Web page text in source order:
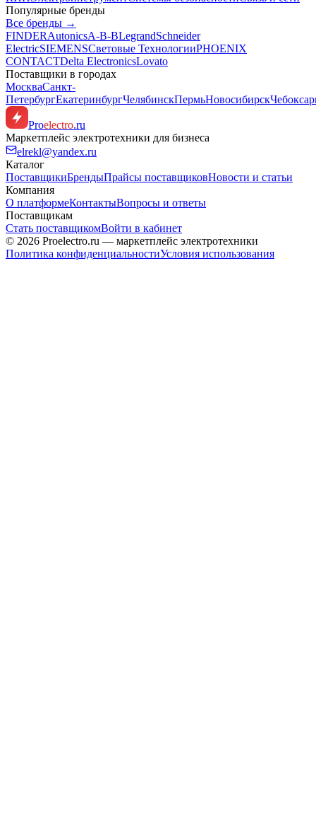
Популярные бренды
Все бренды →
FINDERAutonicsA-B-BLegrandSchneider
ElectricSIEMENSСветовые ТехнологииPHOENIX
CONTACTDelta ElectronicsLovato
Поставщики в городах
МоскваСанкт-
ПетербургЕкатеринбургЧелябинскПермьНовосибирск
Proelectro.ru
Маркетплейс электротехники для бизнеса
elrekl@yandex.ru
Каталог
ПоставщикиБрендыПрайсы поставщиковНовости и статьи
Компания
О платформеКонтактыВопросы и ответы
Поставщикам
Стать поставщикомВойти в кабинет
© 2026 Proelectro.ru — маркетплейс электротехники
Политика конфиденциальностиУсловия использования